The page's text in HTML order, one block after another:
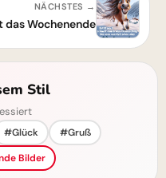
NÄCHSTES →
Wochenende
Stil
#Glück
#Gruß
Bilder